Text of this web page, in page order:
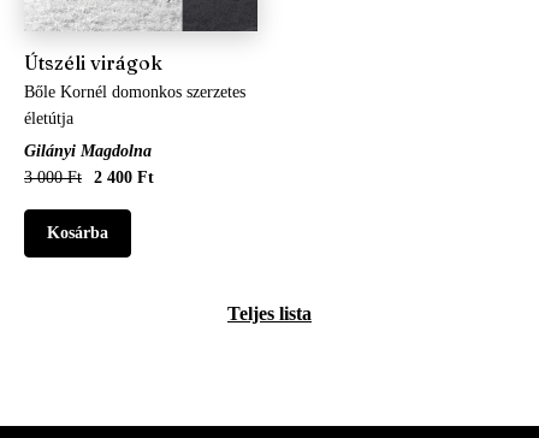
Útszéli virágok
Bőle Kornél domonkos szerzetes
életútja
Gilányi Magdolna
3 000 Ft
2 400 Ft
Teljes lista